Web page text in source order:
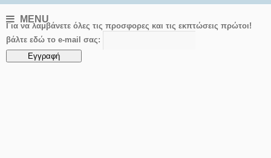
MENU
Για να λαμβάνετε όλες τις προσφορες και τις εκπτώσεις πρώτοι!
βάλτε εδώ το e-mail σας: